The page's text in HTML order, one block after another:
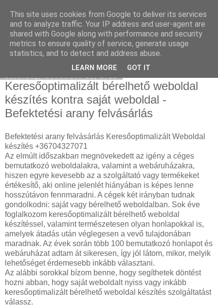
Facebook online marketing
Keresőoptimalizált bérelhető weboldal
készítés kontra saját weboldal -
Befektetési arany felvásárlás
Befektetési arany felvásárlás Keresőoptimalizált Weboldal
készítés +36704327071
Az elmúlt időszakban megnövekedett az igény a céges
bemutatkozó weboldalakra, valamint a webáruházakra,
hiszen egyre kevesebb az a szolgáltató vagy termékeket
értékesítő, aki online jelenlét hiányában is képes lenne
hosszútávon fennmaradni. A cégek két irányban tudnak
gondolkodni: saját vagy bérelhető weboldalban. Sok éve
foglalkozom keresőoptimalizált bérelhető weboldal
készítéssel, valamint természetesen olyan honlapokkal is,
amelyek átadás után véglegesen a vevő tulajdonában
maradnak. Az évek során több 100 bemutatkozó honlapot és
webáruházat adtam át sikeresen, így jól látom, mikor, melyik
lehetőséget érdemesebb inkább választani.
Az alábbi sorokkal bízom benne, hogy segíthetek döntést
hozni abban, hogy saját weboldalt nyiss vagy inkább
keresőoptimalizált bérelhető weboldal készítés szolgáltatást
válassz.
This site uses cookies from Google to deliver its services
and to analyze traffic. Your IP address and user-agent are
shared with Google along with performance and security
metrics to ensure quality of service, generate usage
statistics, and to detect and address abuse.
LEARN MORE GOT IT